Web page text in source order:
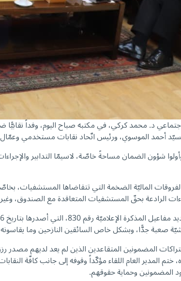
د. محمد كركي، في مكتبه صباح اليوم، وفداً
السيّد أحمد الموسوي، ورئيس اتّحاد نقابات مستخدمي
شؤون الضمان مساحةً خاصّة، لاسيمّا التدابير
الماليّة الضخمة التي تتقاضاها المستشفيات،
الرادعة بحقّ المستشفيات المتعاقدة مع الصندوق، وغير
صعبة جدًّا، وبشكل خاص السائقين النازحين وما
المضمونين المتقاعدين الذين لم يعد لديهم
الشرائيّة. بدوره، ختم المدير العام اللقاء مؤكّداً وقوفه إلى
المضمونين وحماية حقوقهم.